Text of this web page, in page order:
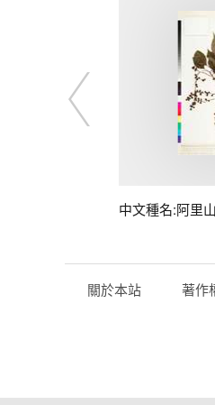
中文種名:阿里
關於本站 著作